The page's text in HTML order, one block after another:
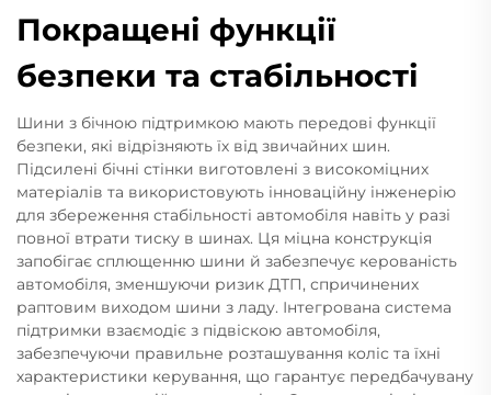
Покращені функції
безпеки та стабільності
Шини з бічною підтримкою мають передові функції
безпеки, які відрізняють їх від звичайних шин.
Підсилені бічні стінки виготовлені з високоміцних
матеріалів та використовують інноваційну інженерію
для збереження стабільності автомобіля навіть у разі
повної втрати тиску в шинах. Ця міцна конструкція
запобігає сплющенню шини й забезпечує керованість
автомобіля, зменшуючи ризик ДТП, спричинених
раптовим виходом шини з ладу. Інтегрована система
підтримки взаємодіє з підвіскою автомобіля,
забезпечуючи правильне розташування коліс та їхні
характеристики керування, що гарантує передбачувану